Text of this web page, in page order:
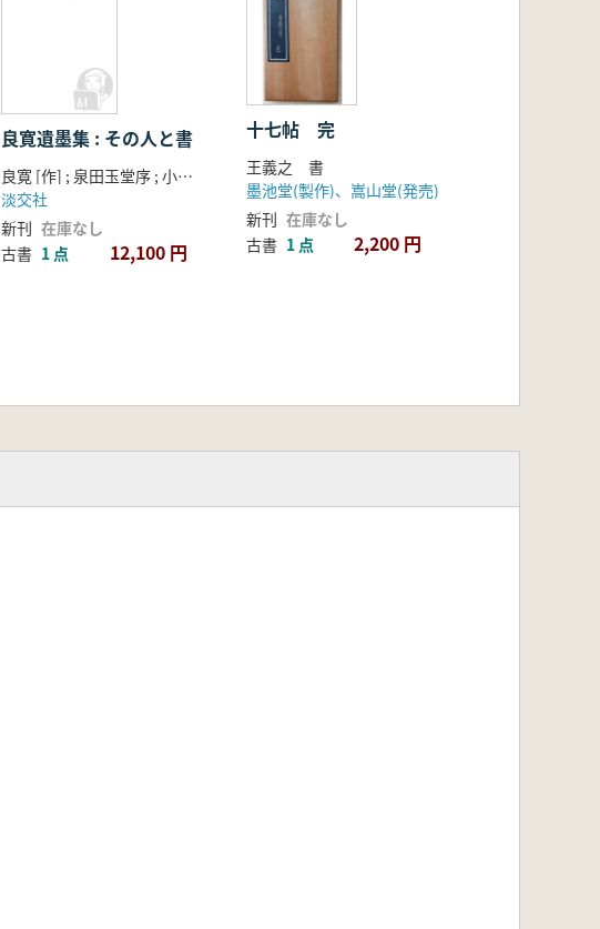
良寛遺墨集 : その人と書
良寛 [作] ; 泉田玉堂序 ; 小島正芳執筆 ; 関谷徳衛企画・編集
淡交社
新刊 在庫なし
古書 1 点 12,100 円
十七帖 完
王義之 書
墨池堂(製作)、嵩山堂(発売)
新刊 在庫なし
古書 1 点 2,200 円